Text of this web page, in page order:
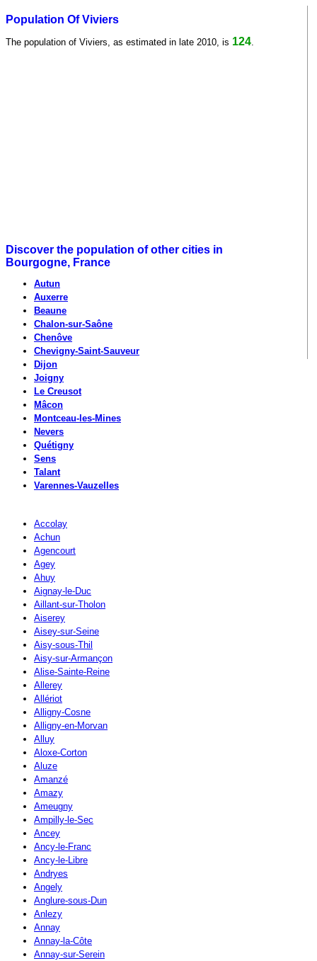
Population Of Viviers
The population of Viviers, as estimated in late 2010, is 124
Discover the population of other cities in
Bourgogne, France
Autun
Auxerre
Beaune
Chalon-sur-Saône
Chenôve
Chevigny-Saint-Sauveur
Dijon
Joigny
Le Creusot
Mâcon
Montceau-les-Mines
Nevers
Quétigny
Sens
Talant
Varennes-Vauzelles
Accolay
Achun
Agencourt
Agey
Ahuy
Aignay-le-Duc
Aillant-sur-Tholon
Aiserey
Aisey-sur-Seine
Aisy-sous-Thil
Aisy-sur-Armançon
Alise-Sainte-Reine
Allerey
Allériot
Alligny-Cosne
Alligny-en-Morvan
Alluy
Aloxe-Corton
Aluze
Amanzé
Amazy
Ameugny
Ampilly-le-Sec
Ancey
Ancy-le-Franc
Ancy-le-Libre
Andryes
Angely
Anglure-sous-Dun
Anlezy
Annay
Annay-la-Côte
Annay-sur-Serein